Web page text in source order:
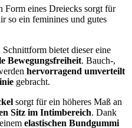
Form eines Dreiecks sorgt für
so ein feminines und gutes
bietet dieser eine
Bewegungsfreiheit. Bauch-,
hervorragend umverteilt
gebracht.
sorgt für ein höheres Maß an
Sitz im Intimbereich. Dank
elastischen Bundgummi